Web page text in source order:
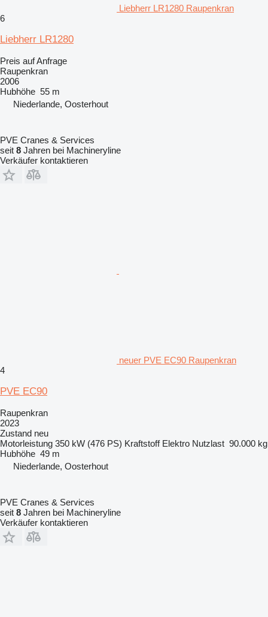
Liebherr LR1280 Raupenkran
6
Liebherr LR1280
Preis auf Anfrage
Raupenkran
2006
Hubhöhe 55 m
Niederlande, Oosterhout
PVE Cranes & Services
seit 8 Jahren bei Machineryline
Verkäufer kontaktieren
neuer PVE EC90 Raupenkran
4
PVE EC90
Raupenkran
2023
Zustand neu
Motorleistung 350 kW (476 PS) Kraftstoff Elektro Nutzlast 90.000 kg
Hubhöhe 49 m
Niederlande, Oosterhout
PVE Cranes & Services
seit 8 Jahren bei Machineryline
Verkäufer kontaktieren